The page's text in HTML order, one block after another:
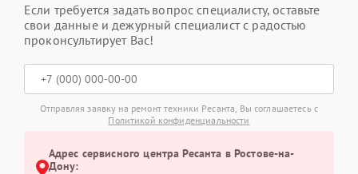
Если требуется задать вопрос специалисту, оставьте
свои данные и дежурный специалист с радостью
проконсультирует Вас!
Отправляя заявку на ремонт техники Ресанта, Вы соглашаетесь с
Политикой конфиденциальности
Адрес сервисного центра Ресанта в Ростове-на-
Дону: